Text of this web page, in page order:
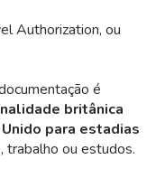
Authorization, ou
é
britânica
para estadias
trabalho ou estudos.